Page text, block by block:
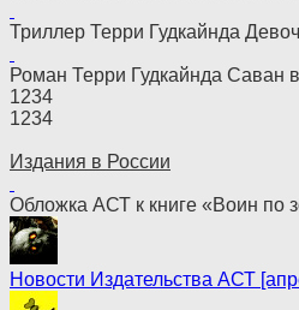
Триллер Терри Гудкайнда
Роман Терри Гудкайнда Саван
1234
1234
Издания в России
Обложка АСТ к книге «Воин по
Новости Издательства АСТ